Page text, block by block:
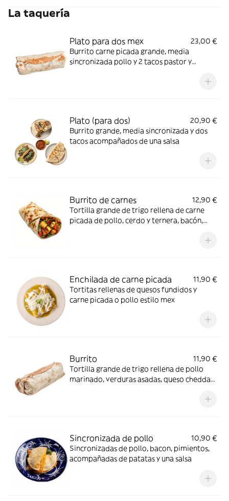
La taquería
Plato para dos mex
23,00 €
Burrito carne picada grande, media
sincronizada pollo y 2 tacos pastor y
Plato (para dos)
20,90 €
Burrito grande, media sincronizada y dos
tacos acompañados de una salsa
Burrito de carnes
12,90 €
Tortilla grande de trigo rellena de carne
picada de pollo, cerdo y ternera, bacón,
Enchilada de carne picada
11,90 €
Tortitas rellenas de quesos fundidos y
carne picada o pollo estilo mex
Burrito
11,90 €
Tortilla grande de trigo rellena de pollo
marinado, verduras asadas, queso cheddar,
Sincronizada de pollo
10,90 €
Sincronizadas de pollo, bacon, pimientos,
acompañadas de patatas y una salsa